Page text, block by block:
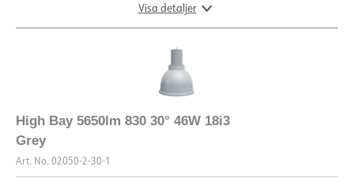
Visa detaljer
DIMENSIONER OCH LJUSFÖRDELNING
High Bay 5650lm 830 30° 46W 18i3
Grey
Art. No. 02050-2-30-1